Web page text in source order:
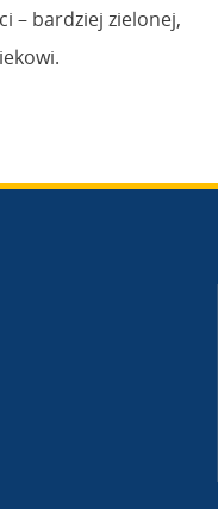
– bardziej zielonej,